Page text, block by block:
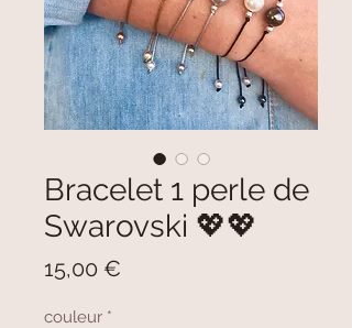
Bracelet 1 perle de
Swarovski 💖💖
15,00 €
couleur *